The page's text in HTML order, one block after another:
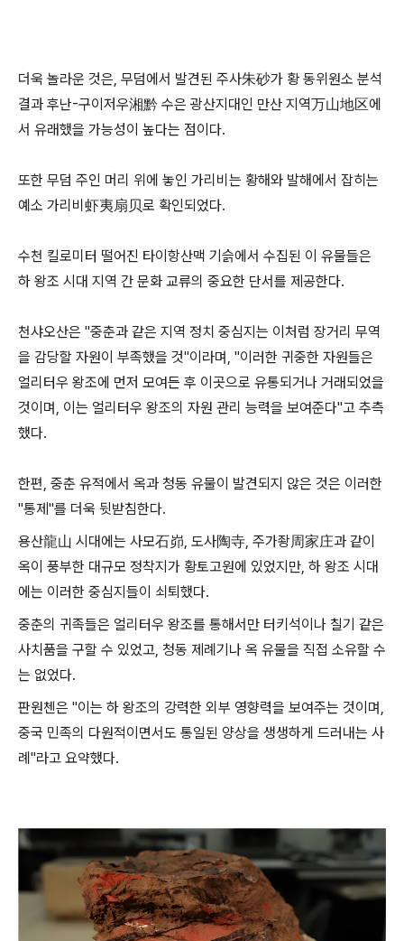
더욱 놀라운 것은, 무덤에서 발견된 주사朱砂가 황 동위원소 분석
결과 후난-구이저우湘黔 수은 광산지대인 만산 지역万山地区에
서 유래했을 가능성이 높다는 점이다.
또한 무덤 주인 머리 위에 놓인 가리비는 황해와 발해에서 잡히는
예소 가리비虾夷扇贝로 확인되었다.
수천 킬로미터 떨어진 타이항산맥 기슭에서 수집된 이 유물들은
하 왕조 시대 지역 간 문화 교류의 중요한 단서를 제공한다.
천샤오산은 "중춘과 같은 지역 정치 중심지는 이처럼 장거리 무역
을 감당할 자원이 부족했을 것"이라며, "이러한 귀중한 자원들은
얼리터우 왕조에 먼저 모여든 후 이곳으로 유통되거나 거래되었을
것이며, 이는 얼리터우 왕조의 자원 관리 능력을 보여준다"고 추측
했다.
한편, 중춘 유적에서 옥과 청동 유물이 발견되지 않은 것은 이러한
"통제"를 더욱 뒷받침한다.
용산龍山 시대에는 사모石峁, 도사陶寺, 주가좡周家庄과 같이
옥이 풍부한 대규모 정착지가 황토고원에 있었지만, 하 왕조 시대
에는 이러한 중심지들이 쇠퇴했다.
중춘의 귀족들은 얼리터우 왕조를 통해서만 터키석이나 칠기 같은
사치품을 구할 수 있었고, 청동 제례기나 옥 유물을 직접 소유할 수
는 없었다.
판원첸은 "이는 하 왕조의 강력한 외부 영향력을 보여주는 것이며,
중국 민족의 다원적이면서도 통일된 양상을 생생하게 드러내는 사
례"라고 요약했다.